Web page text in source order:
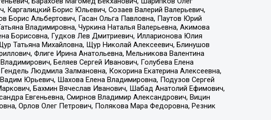
Борис Юльевич, Созаев Валерий Валерьевич,
Борис Альбертович, Гасан Ольга Павловна, Паутов Юрий
Владимировна, Чуркина Наталья Валерьевна, Акимова
Борисовна, Гудков Лев Дмитриевич, Илларионова Юлия
Татьяна Михайловна, Щур Николай Алексеевич, Блинушов
Флиге Ирина Анатольевна, Мельникова Валентина
Беляев Сергей Иванович, Голубева Елена
Людмила Залмановна, Кокорина Екатерина Алексеевна,
Юрьевич, Шахова Елена Владимировна, Подузов Сергей
Бахмин Вячеслав Иванович, Шабад Анатолий Ефимович,
Евгеньевна, Смирнов Владимир Александрович, Вицин
Орлов Олег Петрович, Полякова Мара Федоровна, Резник